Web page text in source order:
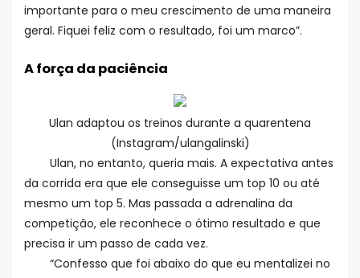
importante para o meu crescimento de uma maneira
geral. Fiquei feliz com o resultado, foi um marco”.
A força da paciência
Ulan adaptou os treinos durante a quarentena
(Instagram/ulangalinski)
Ulan, no entanto, queria mais. A expectativa antes
da corrida era que ele conseguisse um top 10 ou até
mesmo um top 5. Mas passada a adrenalina da
competição, ele reconhece o ótimo resultado e que
precisa ir um passo de cada vez.
“Confesso que foi abaixo do que eu mentalizei no